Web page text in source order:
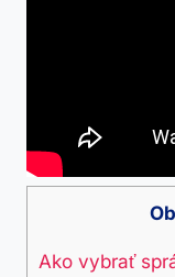
Ako ⁤vybrať